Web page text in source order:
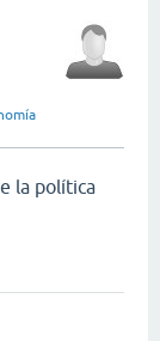
la política